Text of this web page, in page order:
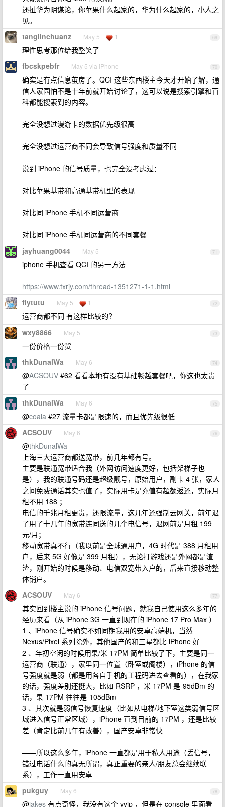
还扯华为阴谋论，你苹果什么起家的，华为什么起家的，小人之
见。
69
tanglinchuanz May 5 1
理性思考那位给我整笑了
70
fbcskpebfr May 5 via iPhone
确实是有点信息茧房了。QCI 这些东西楼主今天才开始了解，通
信人家园怕不是十年前就开始讨论了，这可以说是搜索引擎和百
科都能搜索到的内容。
完全没想过漫游卡的数据优先级很高
完全没想过运营商不同会导致信号强度和质量不同
说到 iPhone 的信号质量，也完全没考虑过：
对比苹果基带和高通基带机型的表现
对比同 iPhone 手机不同运营商
对比同 iPhone 手机同运营商的不同套餐
71
jayhuang0044 May 5
iphone 手机查看 QCI 的另一方法
https://www.txrjy.com/thread-1351271-1-1.html
72
flytutu May 5 1
运营商都不同 有这样比较的?
73
wxy8866 May 5
一份价格一份货
74
thkDunalWa May 6
@ACSOUV #62 看看本地有没有基础畅越套餐吧，你这也太贵
了
75
thkDunalWa May 6
@coala #27 流量卡都是限速的，而且优先级很低
76
ACSOUV May 6
@thkDunalWa
上海三大运营商都送宽带，前几年都有号。
主要是联通宽带适合我（外网访问速度更好，包括架梯子也
是），我的联通号码还是超级靓号，原始用户，副卡 4 张，家人
之间免费通话其实也值了，实际用卡是充值有超额返还，实际月
租不用 188 ；
电信的千兆月租更贵，还限流量，这几年还强制云网关，前年退
了用了十几年的宽带连同送的几个电信号，退网前是月租 199
元/月；
移动宽带真不行（我以前是全球通用户，4G 时代是 388 月租用
户，后来 5G 好像是 399 月租），无论打游戏还是外网都是渣
渣，刚开始的时候是移动、电信双宽带入户的，后来直接移动整
体销户。
77
ACSOUV May 6
其实回到楼主说的 iPhone 信号问题，就我自己使用这么多年的
经历来看（从 iPhone 3G 一直到现在的 iPhone 17 Pro Max ）
1 、iPhone 信号确实不如同期我用的安卓高端机，当然
Nexus/Pixel 系列除外，其他国产的和三星都比 iPhone 好
2 、年初空闲的时候用果/米 17PM 简单比较了下，主要是同一
运营商（联通），家里同一位置（卧室或阁楼），iPhone 的信
号强度就是弱（都是用各自手机的工程码进去查看的），在我家
的话，强度差别还挺大，比如 RSRP ，米 17PM 是-95dBm 的
话，果 17PM 往往是-105dBm
3 、其次就是弱信号恢复速度（比如从电梯/地下室这类弱信号区
域进入信号正常区域），iPhone 直到目前的 17PM ，还是比较
差（肯定比前几年有改善），国产安卓非常快
——所以这么多年，iPhone 一直都是用于私人用途（丢信号，
错过电话什么的真无所谓，真正重要的亲人/朋友总会继续联
系），工作一直用安卓
78
pukguy May 6
@jakes 有点奇怪，我没有这个 vvip ，但是在 console 里面看